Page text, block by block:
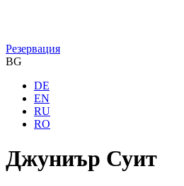
Резервация
BG
DE
EN
RU
RO
Джуниър Суит